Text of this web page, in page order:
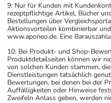
9: Nur für Kunden mit
rezeptpflichtige Artikel, Bücher
Bestellungen über
Aktionsvorteilen kombinierbar
www.aponeo.de. Eine
10: Bei Produkt- und Shop-
Produktdetailseiten können wir
von solchen Kunden stammen,
Dienstleistungen tatsächlich
Bewertungen, bei denen bei der
Auffälligkeiten oder Hinweise
Zweifeln Anlass geben, werden